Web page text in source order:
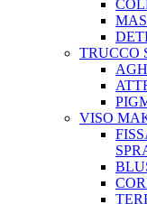
TRUCCO
VISO